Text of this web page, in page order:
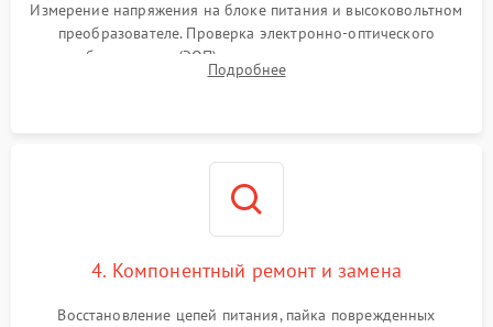
Измерение напряжения на блоке питания и высоковольтном
преобразователе. Проверка электронно-оптического
преобразователя (ЭОП) на стенде на предмет эмиссии,
шумов и засветок. Диагностика микросхем цифровых
Подробнее
4. Компонентный ремонт и замена
Восстановление цепей питания, пайка поврежденных